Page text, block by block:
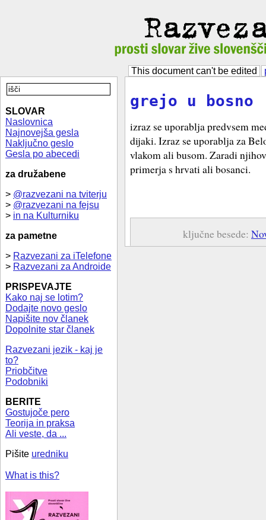
This document can't be edited
SLOVAR
Naslovnica
Najnovejša gesla
Naključno geslo
Gesla po abecedi
za družabene
> @razvezani na tviterju
> @razvezani na fejsu
> in na Kulturniku
za pametne
> Razvezani za iTelefone
> Razvezani za Androide
PRISPEVAJTE
Kako naj se lotim?
Dodajte novo geslo
Napišite nov članek
Dopolnite star članek
Razvezani jezik - kaj je
to?
Priobčitve
Podobniki
BERITE
Gostujoče pero
Teorija in praksa
Ali veste, da ...
Pišite uredniku
What is this?
grejo u bosno
izraz se uporablja predvsem
dijaki. Izraz se uporablja za
vlakom ali busom. Zaradi
primerja s hrvati ali bosanci.
ključne besede: